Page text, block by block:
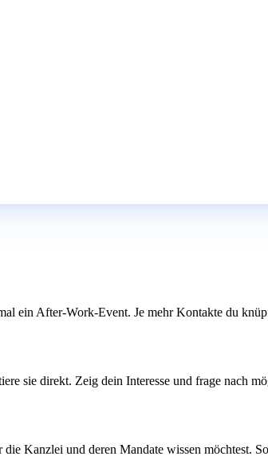
ein After-Work-Event. Je mehr Kontakte du
sie direkt. Zeig dein Interesse und frage nach
Kanzlei und deren Mandate wissen möchtest.